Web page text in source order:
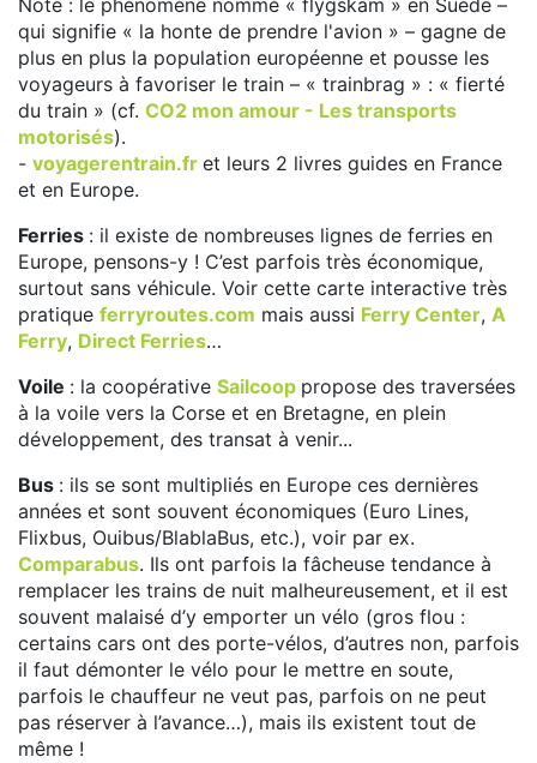
Note : le phénomène nommé « flygskam » en Suède –
qui signifie « la honte de prendre l'avion » – gagne de
plus en plus la population européenne et pousse les
voyageurs à favoriser le train – « trainbrag » : « fierté
du train » (cf. CO2 mon amour - Les transports
motorisés).
- voyagerentrain.fr et leurs 2 livres guides en France
et en Europe.
Ferries : il existe de nombreuses lignes de ferries en
Europe, pensons-y ! C’est parfois très économique,
surtout sans véhicule. Voir cette carte interactive très
pratique ferryroutes.com mais aussi Ferry Center, A
Ferry, Direct Ferries…
Voile : la coopérative Sailcoop propose des traversées
à la voile vers la Corse et en Bretagne, en plein
développement, des transat à venir...
Bus : ils se sont multipliés en Europe ces dernières
années et sont souvent économiques (Euro Lines,
Flixbus, Ouibus/BlablaBus, etc.), voir par ex.
Comparabus. Ils ont parfois la fâcheuse tendance à
remplacer les trains de nuit malheureusement, et il est
souvent malaisé d’y emporter un vélo (gros flou :
certains cars ont des porte-vélos, d’autres non, parfois
il faut démonter le vélo pour le mettre en soute,
parfois le chauffeur ne veut pas, parfois on ne peut
pas réserver à l’avance…), mais ils existent tout de
même !